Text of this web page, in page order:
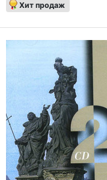
Хит продаж